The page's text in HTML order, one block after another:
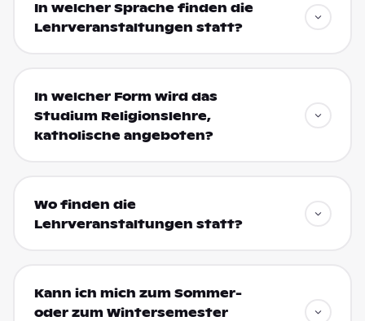
In welcher Sprache finden die
Lehrveranstaltungen statt?
In welcher Form wird das
Studium Religionslehre,
katholische angeboten?
Wo finden die
Lehrveranstaltungen statt?
Kann ich mich zum Sommer-
oder zum Wintersemester